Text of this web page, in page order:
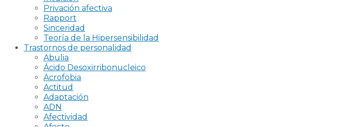
Privación afectiva
Rapport
Sinceridad
Teoría de la Hipersensibilidad
Trastornos de personalidad
Abulia
Ácido Desoxirribonucleico
Acrofobia
Actitud
Adaptación
ADN
Afectividad